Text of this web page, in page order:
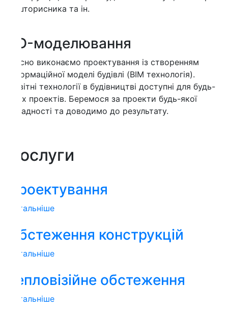
та ін.
моделювання
виконаємо проектування із створенням
моделі будівлі (BIM технологія).
технології в будівництві доступні для будь-
проектів. Беремося за проекти будь-якої
та доводимо до результату.
конструкцій
обстеження